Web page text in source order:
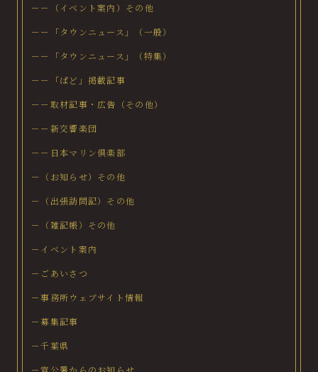
－－（イベント案内）その他
－－「タウンニュース」（一般）
－－「タウンニュース」（特集）
－－「ぱど」掲載記事
－－取材記事・広告（その他）
－－新交響楽団
－－日本マリン倶楽部
－（お知らせ）その他
－（出張訪問記）その他
－（雑記帳）その他
－イベント案内
－ごあいさつ
－事務所ウェブサイト情報
－募集記事
－千葉県